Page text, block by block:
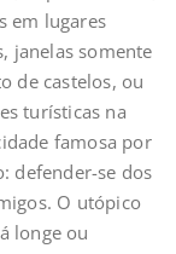
em lugares
janelas somente
de castelos, ou
turísticas na
famosa por
defender-se dos
O utópico
longe ou